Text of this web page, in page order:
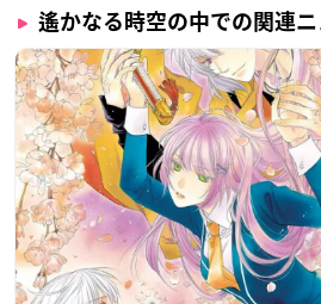
遙かなる時空の中での関連